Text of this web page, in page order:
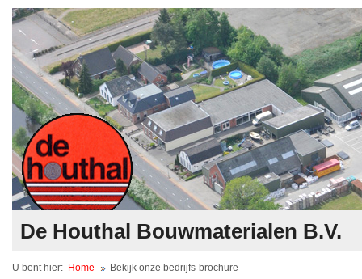
De Houthal Bouwmaterialen B.V.
U bent hier: Home Bekijk onze bedrijfs-brochure